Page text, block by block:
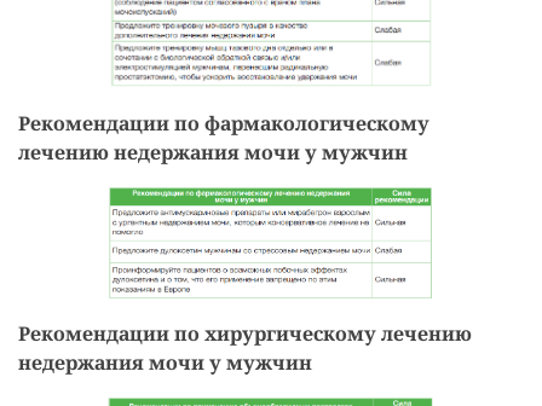
Рекомендации по фармакологическому
лечению недержания мочи у мужчин
Рекомендации по хирургическому лечению
недержания мочи у мужчин